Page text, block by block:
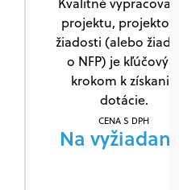
projektu,
žiadosti (alebo
o NFP) je
krokom k získaniu
dotácie.
CENA S DPH
Na